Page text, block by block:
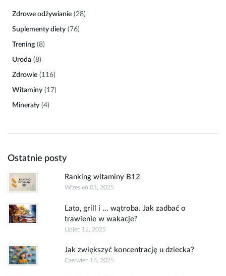
Zdrowe odżywianie (28)
Suplementy diety (76)
Trening (8)
Uroda (8)
Zdrowie (116)
Witaminy (17)
Minerały (4)
Ostatnie posty
Ranking witaminy B12
Wrzesień 01, 2025
Lato, grill i ... wątroba. Jak zadbać o
trawienie w wakacje?
Lipiec 12, 2025
Jak zwiększyć koncentrację u dziecka?
Czerwiec 16, 2025